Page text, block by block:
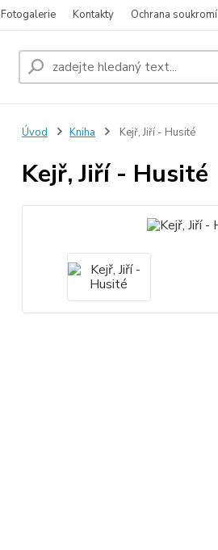
Fotogalerie Kontakty Ochrana soukromí
Úvod Kniha Kejř, Jiří - Husité
Kejř, Jiří - Husité